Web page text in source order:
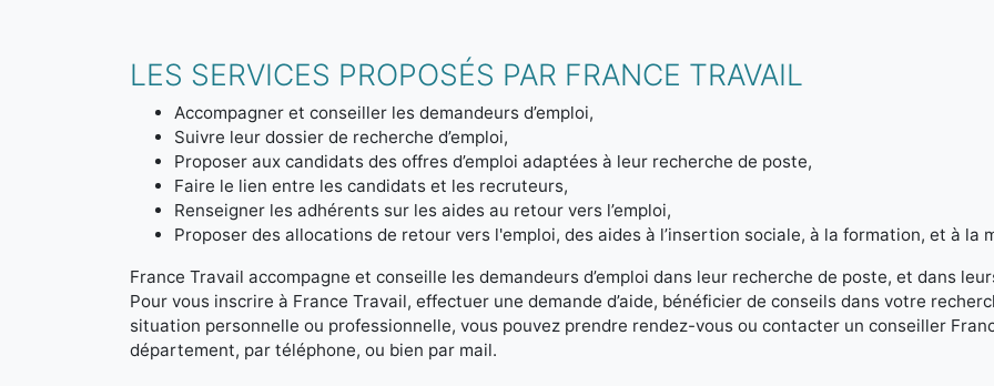
LES SERVICES PROPOSÉS PAR FRANCE TRAVAIL
Accompagner et conseiller les demandeurs d’emploi,
Suivre leur dossier de recherche d’emploi,
Proposer aux candidats des offres d’emploi adaptées à leur recherche de poste,
Faire le lien entre les candidats et les recruteurs,
Renseigner les adhérents sur les aides au retour vers l’emploi,
Proposer des allocations de retour vers l'emploi, des aides à l’insertion sociale, à la formation, et à la
France Travail accompagne et conseille les demandeurs d’emploi dans leur recherche de poste, et dans
Pour vous inscrire à France Travail, effectuer une demande d’aide, bénéficier de conseils dans votre
situation personnelle ou professionnelle, vous pouvez prendre rendez-vous ou contacter un conseiller
département, par téléphone, ou bien par mail.